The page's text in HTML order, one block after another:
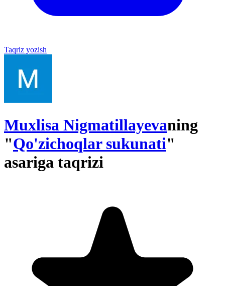
Taqriz yozish
Muxlisa Nigmatillayevaning
"Qo'zichoqlar sukunati"
asariga taqrizi